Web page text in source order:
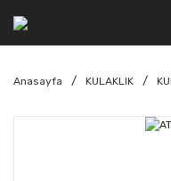
Anasayfa KULAKLIK